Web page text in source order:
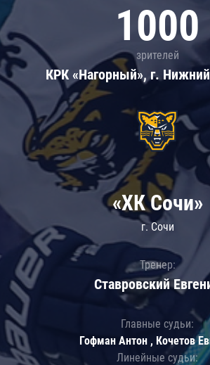
1000
зрителей
КРК «Нагорный», г.
«ХК Сочи»
г. Сочи
Тренер:
Ставровский
Главные судьи:
Гофман Антон , Кочетов
Линейные судьи: